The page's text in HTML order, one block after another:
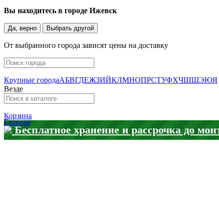
Вы находитесь в городе Ижевск
Да, верно Выбрать другой
От выбранного города зависят цены на доставку
Крупные городаАБВГДЕЖЗИЙКЛМНОПРСТУФХЧШЩЭЮЯ
Везде
Корзина
Бесплатное хранение и рассрочка до
Главная